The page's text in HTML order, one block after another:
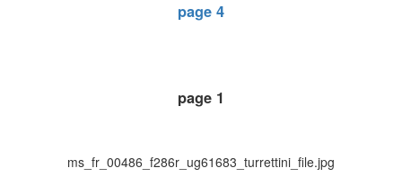
page 4
page 1
ms_fr_00486_f286r_ug61683_turrettini_file.jpg